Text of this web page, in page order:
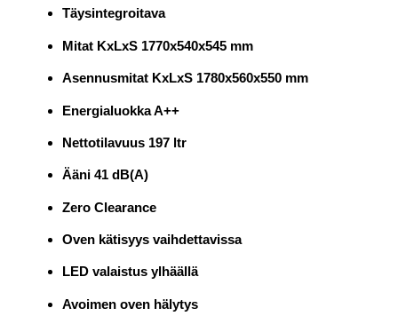
Täysintegroitava
Mitat KxLxS 1770x540x545 mm
Asennusmitat KxLxS 1780x560x550 mm
Energialuokka A++
Nettotilavuus 197 ltr
Ääni 41 dB(A)
Zero Clearance
Oven kätisyys vaihdettavissa
LED valaistus ylhäällä
Avoimen oven hälytys